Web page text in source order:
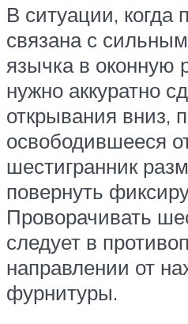
В ситуации, когда
связана с
язычка в оконную
нужно аккуратно
открывания вниз,
освободившееся
шестигранник
повернуть
Проворачивать
следует в
направлении от
фурнитуры.